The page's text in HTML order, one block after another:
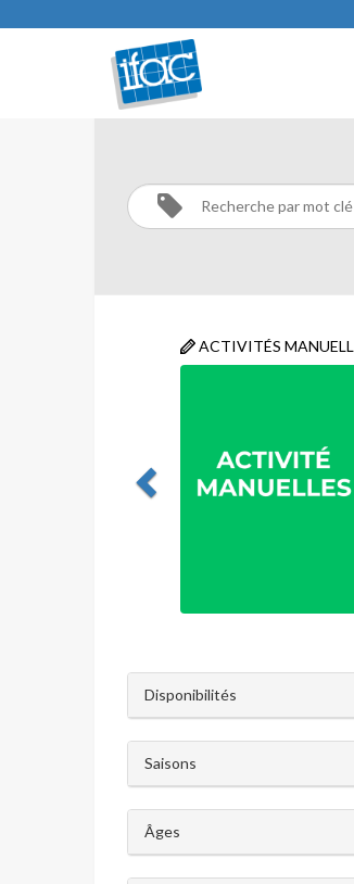
ACTIVITÉS
SPORTIVES
ACTIVITÉS MANUELLES
Disponibilités
Saisons
Âges